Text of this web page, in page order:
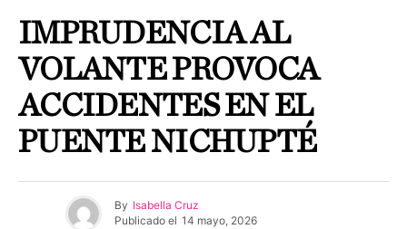
IMPRUDENCIA AL
VOLANTE PROVOCA
ACCIDENTES EN EL
PUENTE NICHUPTÉ
By Isabella Cruz
Publicado el 14 mayo, 2026